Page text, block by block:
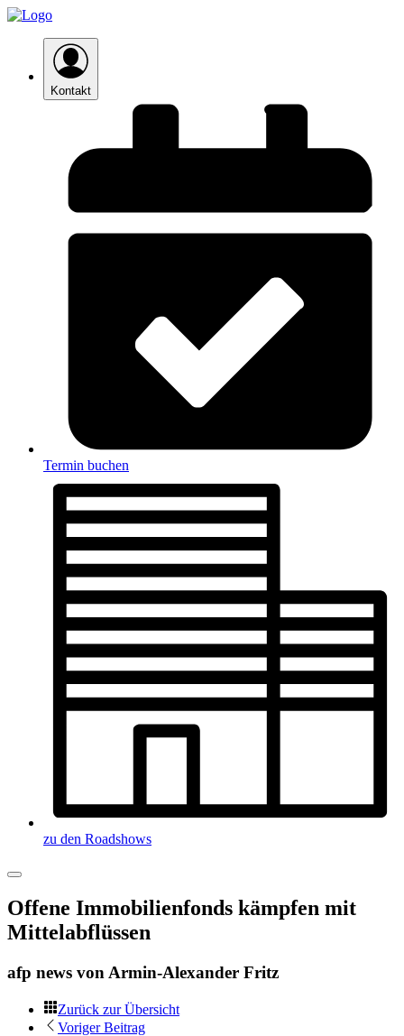
Kontakt
Termin buchen
zu den Roadshows
Offene Immobilienfonds kämpfen mit
Mittelabflüssen
afp news von Armin-Alexander Fritz
Zurück zur Übersicht
Voriger Beitrag